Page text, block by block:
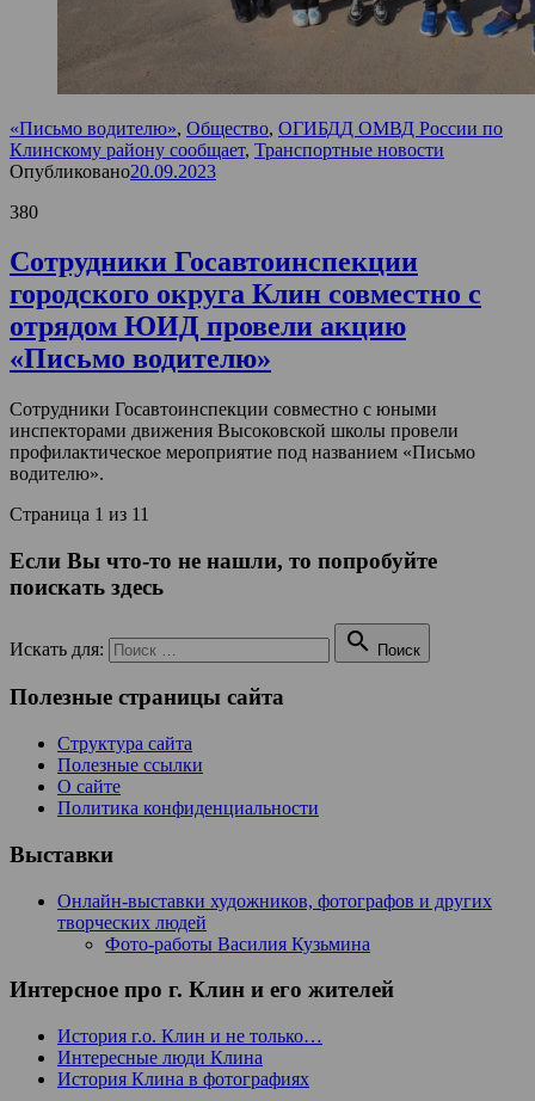
«Письмо водителю», Общество, ОГИБДД ОМВД России по
Клинскому району сообщает, Транспортные новости
Опубликовано20.09.2023
380
Сотрудники Госавтоинспекции
городского округа Клин совместно с
отрядом ЮИД провели акцию
«Письмо водителю»
Сотрудники Госавтоинспекции совместно с юными
инспекторами движения Высоковской школы провели
профилактическое мероприятие под названием «Письмо
водителю».
Страница 1 из 11
Если Вы что-то не нашли, то попробуйте
поискать здесь
Искать для:  Поиск
Полезные страницы сайта
Структура сайта
Полезные ссылки
О сайте
Политика конфиденциальности
Выставки
Онлайн-выставки художников, фотографов и других
творческих людей
Фото-работы Василия Кузьмина
Интерсное про г. Клин и его жителей
История г.о. Клин и не только…
Интересные люди Клина
История Клина в фотографиях